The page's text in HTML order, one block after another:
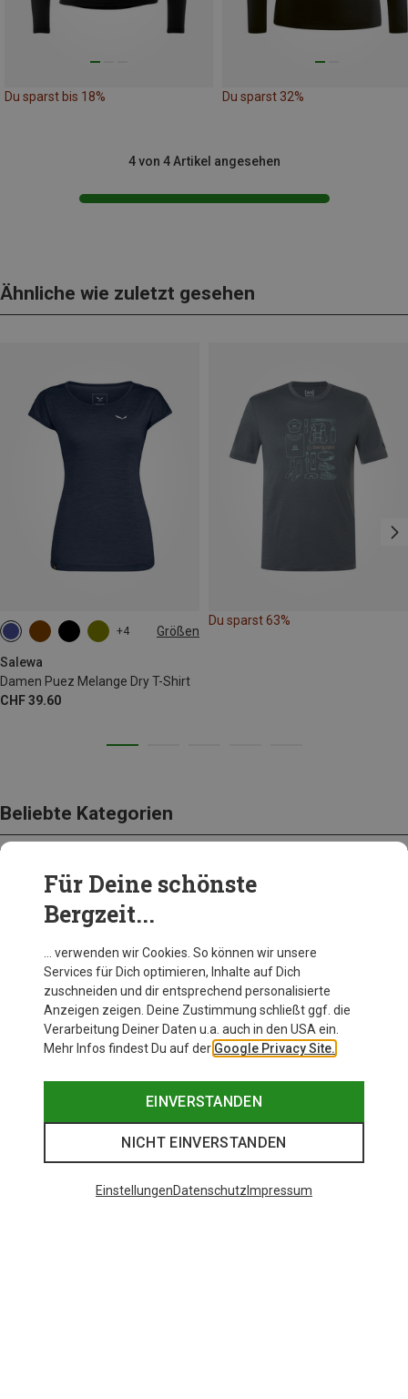
Du sparst bis 18% Du sparst 32%
4 von 4 Artikel angesehen
Ähnliche wie zuletzt gesehen
+4 Größen
Salewa
Damen Puez Melange Dry T-Shirt
CHF 39.60
M L XL XXL
Du sparst 63%
Beliebte Kategorien
BEKLEIDUNG
Für Deine schönste
Bergzeit...
… verwenden wir Cookies. So können wir unsere
Services für Dich optimieren, Inhalte auf Dich
zuschneiden und dir entsprechend personalisierte
Anzeigen zeigen. Deine Zustimmung schließt ggf. die
Verarbeitung Deiner Daten u.a. auch in den USA ein.
Mehr Infos findest Du auf der Google Privacy Site.
EINVERSTANDEN
NICHT EINVERSTANDEN
EinstellungenDatenschutz Impressum